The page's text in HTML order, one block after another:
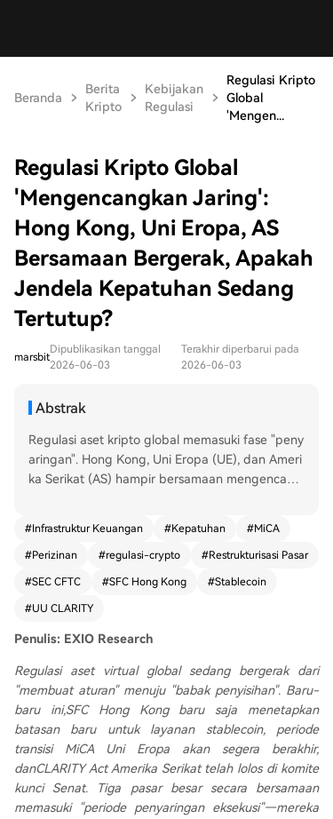
Beranda
Berita
Kripto
Kebijakan
Regulasi
Regulasi Kripto
Global
'Mengen...
Regulasi Kripto Global
'Mengencangkan Jaring':
Hong Kong, Uni Eropa, AS
Bersamaan Bergerak, Apakah
Jendela Kepatuhan Sedang
Tertutup?
marsbit
Dipublikasikan tanggal
2026-06-03
Terakhir diperbarui pada
2026-06-03
Abstrak
Regulasi aset kripto global memasuki fase "peny
aringan". Hong Kong, Uni Eropa (UE), dan Ameri
ka Serikat (AS) hampir bersamaan mengencang
rapkan kerangka "regulasi dua lapis" untuk stabl
ecoin. Otoritas Moneter Hong Kong (HKMA) me
ngawasi penerbit, sementara Komisi Sekuritas d
ecoin yang memenuhi syarat ("Relevant Stablec
oin") mendapat perlakuan berbeda, dianggap l
ulatif. **Uni Eropa** akan mengakhiri masa transi
si Markets in Crypto-Assets (MiCA) pada 1 Juli. S
etelahnya, platform yang tidak memiliki lisensi C
rypto-Asset Service Provider (CASP) harus berhe
nti melayani klien UE. Hanya sedikit dari ribuan
penyedia layanan sebelumnya yang telah mend
apatkan izin, menunjukkan proses seleksi ketat. *
*Amerika Serikat** membuat kemajuan legislatif
#Infrastruktur Keuangan #Kepatuhan #MiCA
#Perizinan #regulasi-crypto #Restrukturisasi Pasar
#SEC CFTC #SFC Hong Kong #Stablecoin
#UU CLARITY
Penulis: EXIO Research
Regulasi aset virtual global sedang bergerak dari
"membuat aturan" menuju "babak penyisihan". Baru-
baru ini,SFC Hong Kongbaru saja menetapkan
batasan baru untuk layanan stablecoin, periode
transisiMiCA Uni Eropa akan segera berakhir,
danCLARITY Act Amerika Serikattelah lolos di komite
kunci Senat. Tiga pasar besar secara bersamaan
memasuki "periode penyaringan eksekusi"—mereka